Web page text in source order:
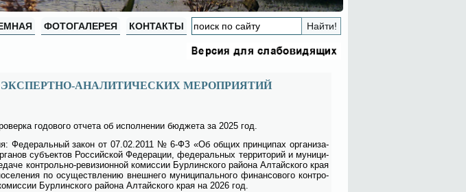
ФОТОГАЛЕРЕЯ КОНТАКТЫ
АНАЛИТИЧЕСКИХ МЕРОПРИЯТИЙ
го­до­во­го от­че­та об ис­пол­не­нии бюд­же­та за 2025 год.
Фе­де­раль­ный за­кон от 07.02.2011 № 6-ФЗ «Об об­щих прин­ци­пах ор­га­ни­за­
субъ­ек­тов Рос­сий­ской Фе­де­ра­ции, фе­де­раль­ных тер­ри­то­рий и му­ни­ци­
кон­троль­но-ре­ви­зи­он­ной ко­мис­сии Бур­лин­ско­го рай­о­на Ал­тай­ско­го края
по осу­ществ­ле­нию внеш­не­го му­ни­ци­паль­но­го финан­со­во­го кон­тро­
Бур­лин­ско­го рай­о­на Ал­тай­ско­го края на 2026 год.